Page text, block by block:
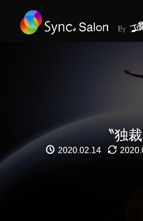
〝独
2020.02.14